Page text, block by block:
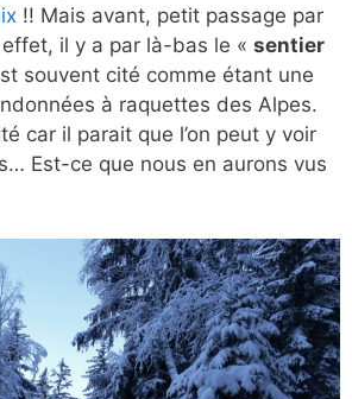
!! Mais avant, petit passage par
effet, il y a par là-bas le « sentier
souvent cité comme étant une
à raquettes des Alpes.
car il parait que l’on peut y voir
Est-ce que nous en aurons vus